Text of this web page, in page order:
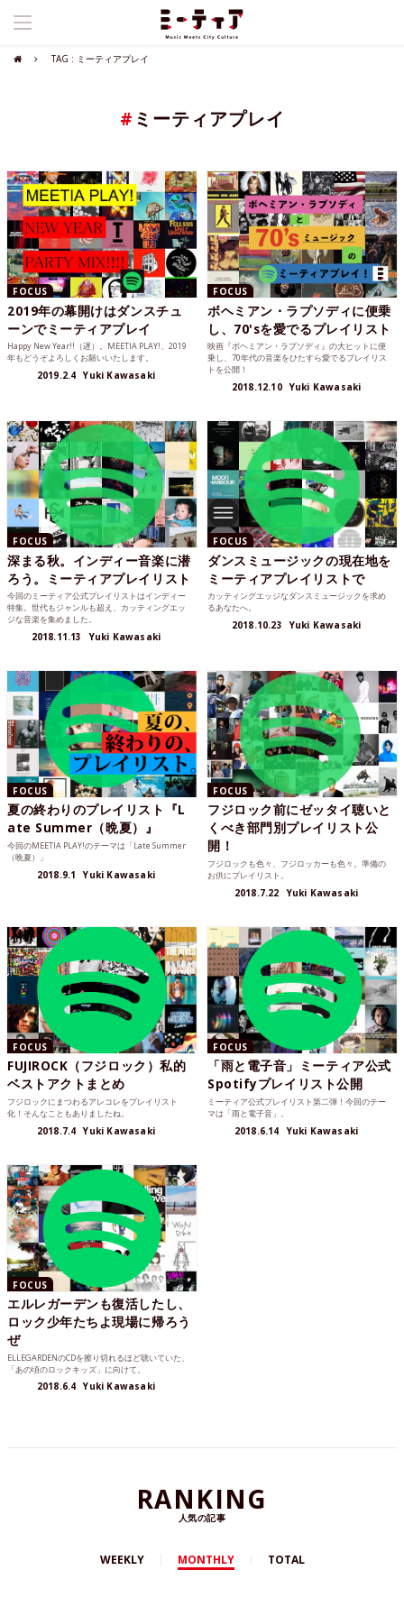
TAG : ミーティアプレイ
# ミーティアプレイ
FOCUS
2019年の幕開けはダンスチュ
ーンでミーティアプレイ
Happy New Year!!（遅）。MEETIA PLAY!、2019
年もどうぞよろしくお願いいたします。
2019.2.4 Yuki Kawasaki
FOCUS
ボヘミアン・ラプソディに便乗
し、70'sを愛でるプレイリスト
映画『ボヘミアン・ラプソディ』の大ヒットに便
乗し、70年代の音楽をひたすら愛でるプレイリス
トを公開！
2018.12.10 Yuki Kawasaki
FOCUS
深まる秋。インディー音楽に潜
ろう。ミーティアプレイリスト
今回のミーティア公式プレイリストはインディー
特集。世代もジャンルも超え、カッティングエッ
ジな音楽を集めました。
2018.11.13 Yuki Kawasaki
FOCUS
ダンスミュージックの現在地を
ミーティアプレイリストで
カッティングエッジなダンスミュージックを求め
るあなたへ。
2018.10.23 Yuki Kawasaki
FOCUS
夏の終わりのプレイリスト『L
ate Summer（晩夏）』
今回のMEETIA PLAY!のテーマは「Late Summer
（晩夏）」
2018.9.1 Yuki Kawasaki
FOCUS
フジロック前にゼッタイ聴いと
くべき部門別プレイリスト公
開！
フジロックも色々、フジロッカーも色々。準備の
お供にプレイリスト。
2018.7.22 Yuki Kawasaki
FOCUS
FUJIROCK（フジロック）私的
ベストアクトまとめ
フジロックにまつわるアレコレをプレイリスト
化！そんなこともありましたね。
2018.7.4 Yuki Kawasaki
FOCUS
「雨と電子音」ミーティア公式
Spotifyプレイリスト公開
ミーティア公式プレイリスト第二弾！今回のテー
マは「雨と電子音」。
2018.6.14 Yuki Kawasaki
FOCUS
エルレガーデンも復活したし、
ロック少年たちよ現場に帰ろう
ぜ
ELLEGARDENのCDを擦り切れるほど聴いていた、
「あの頃のロックキッズ」に向けて。
2018.6.4 Yuki Kawasaki
RANKING
人気の記事
WEEKLY MONTHLY TOTAL